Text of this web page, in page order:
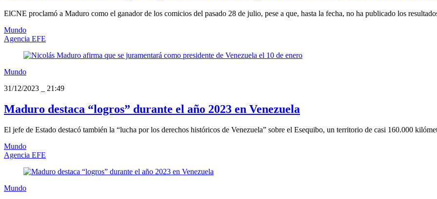
ElCNE proclamó a Maduro como el ganador de los comicios del pasado 28 de julio, pese a que, hasta la fecha, no ha publicado los
Mundo
Agencia EFE
Mundo
31/12/2023
21:49
Maduro destaca “logros” durante el año 2023 en Venezuela
El jefe de Estado destacó también la “lucha por los derechos históricos de Venezuela” sobre el Esequibo, un territorio de casi 160.000
Mundo
Agencia EFE
Mundo